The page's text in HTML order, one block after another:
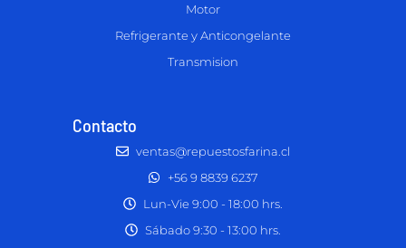
Motor
Refrigerante y Anticongelante
Transmision
Contacto
ventas@repuestosfarina.cl
+56 9 8839 6237
Lun-Vie 9:00 - 18:00 hrs.
Sábado 9:30 - 13:00 hrs.